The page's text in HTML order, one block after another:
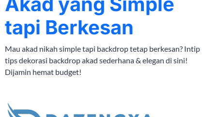
tapi Berkesan
Mau akad nikah simple tapi backdrop tetap berkesan? Intip
tips dekorasi backdrop akad sederhana & elegan di sini!
Dijamin hemat budget!